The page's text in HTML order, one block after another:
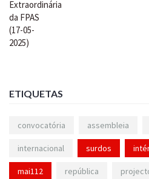
ETIQUETAS
convocatória assembleia
internacional surdos
mai112 república